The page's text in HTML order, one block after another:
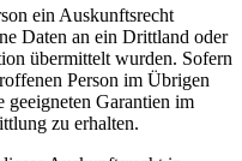
ein Auskunftsrecht
Daten an ein Drittland oder
übermittelt wurden. Sofern
Person im Übrigen
geeigneten Garantien im
zu erhalten.